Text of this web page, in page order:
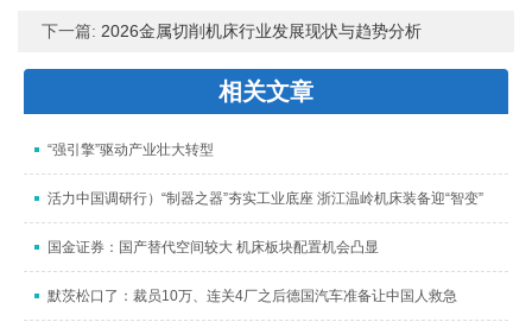
下一篇:2026金属切削机床行业发展现状与趋势分析
相关文章
“强引擎”驱动产业壮大转型
活力中国调研行）“制器之器”夯实工业底座 浙江温岭机床装备迎“智变”
国金证券：国产替代空间较大 机床板块配置机会凸显
默茨松口了：裁员10万、连关4厂之后德国汽车准备让中国人救急